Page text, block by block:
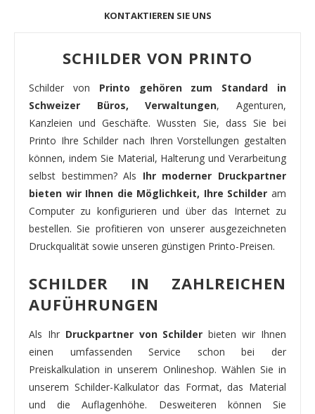
KONTAKTIEREN SIE UNS
SCHILDER VON PRINTO
Schilder von Printo gehören zum Standard in
Schweizer Büros, Verwaltungen, Agenturen,
Kanzleien und Geschäfte. Wussten Sie, dass Sie bei
Printo Ihre Schilder nach Ihren Vorstellungen gestalten
können, indem Sie Material, Halterung und Verarbeitung
selbst bestimmen? Als Ihr moderner Druckpartner
bieten wir Ihnen die Möglichkeit, Ihre Schilder am
Computer zu konfigurieren und über das Internet zu
bestellen. Sie profitieren von unserer ausgezeichneten
Druckqualität sowie unseren günstigen Printo-Preisen.
SCHILDER IN ZAHLREICHEN
AUFÜHRUNGEN
Als Ihr Druckpartner von Schilderbieten wir Ihnen
einen umfassenden Service schon bei der
Preiskalkulation in unserem Onlineshop. Wählen Sie in
unserem Schilder-Kalkulator das Format, das Material
und die Auflagenhöhe. Desweiteren können Sie